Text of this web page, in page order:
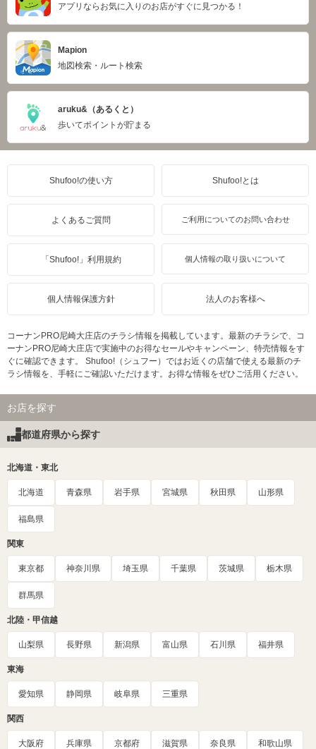
アプリならお気に入りのお店がすぐに見つかる！
Mapion
地図検索・ルート検索
aruku&（あるくと）
歩いてポイントが貯まる
Shufoo!の使い方 Shufoo!とは
よくあるご質問 ご利用についてのお問い合わせ
「Shufoo!」利用規約 個人情報の取り扱いについて
個人情報保護方針 法人のお客様へ
コーナンPRO尼崎大庄店のチラシ情報を掲載しています。最新のチラシで、コ
ーナンPRO尼崎大庄店で実施中のお得なセールやキャンペーン、特売情報をす
ぐに確認できます。 Shufoo!（シュフー）ではお近くの店舗で使える最新のチ
ラシ情報を、手軽にご確認いただけます。お得な情報をぜひご活用ください。
お店を探す
都道府県から探す
北海道・東北
北海道 青森県 岩手県 宮城県 秋田県 山形県
福島県
関東
東京都 神奈川県 埼玉県 千葉県 茨城県 栃木県
群馬県
北陸・甲信越
山梨県 長野県 新潟県 富山県 石川県 福井県
東海
愛知県 静岡県 岐阜県 三重県
関西
大阪府 兵庫県 京都府 滋賀県 奈良県 和歌山県